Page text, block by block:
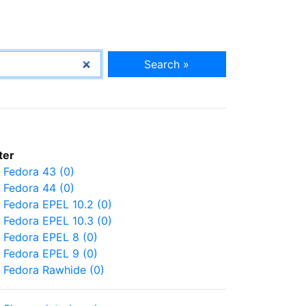
Search »
Fedora 43 (0)
Fedora 44 (0)
Fedora EPEL 10.2 (0)
Fedora EPEL 10.3 (0)
Fedora EPEL 8 (0)
Fedora EPEL 9 (0)
Fedora Rawhide (0)